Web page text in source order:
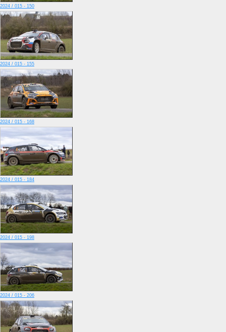
2024 / 015 - 150
2024 / 015 - 155
2024 / 015 - 168
2024 / 015 - 184
2024 / 015 - 198
2024 / 015 - 206